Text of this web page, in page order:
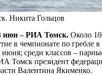
Никита Гольцов
– РИА Томск. Около
в чемпионате по гребле
среди классов –
Томск президент
Валентина Якименко.